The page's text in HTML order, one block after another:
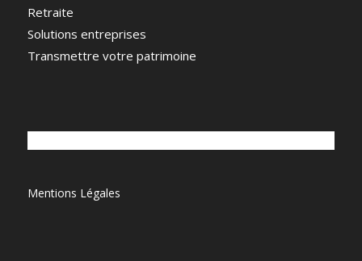
Retraite
Solutions entreprises
Transmettre votre patrimoine
Mentions Légales